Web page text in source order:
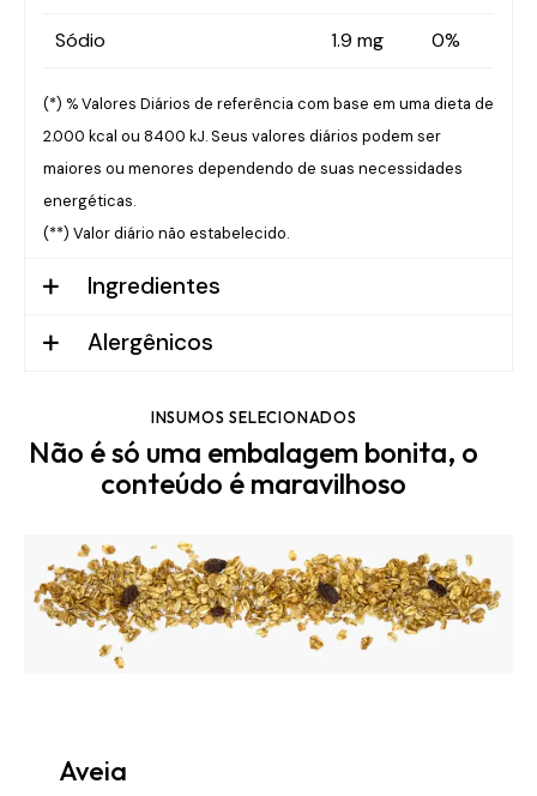
Sódio 1.9 mg 0%
(*) % Valores Diários de referência com base em uma dieta de
2.000 kcal ou 8400 kJ. Seus valores diários podem ser
maiores ou menores dependendo de suas necessidades
energéticas.
(**) Valor diário não estabelecido.
Ingredientes
Alergênicos
INSUMOS SELECIONADOS
Não é só uma embalagem bonita, o
conteúdo é maravilhoso
Aveia